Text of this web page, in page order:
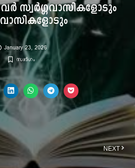
സ്വർഗ്ഗവാസികളോടും
January 23, 2026
സ്വർഗം
NEXT